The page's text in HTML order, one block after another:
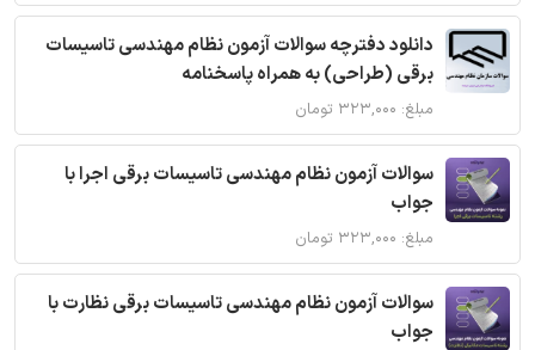
دانلود دفترچه سوالات آزمون نظام مهندسی تاسیسات
برقی (طراحی) به همراه پاسخنامه
مبلغ: ۳۲۳,۰۰۰ تومان
سوالات آزمون نظام مهندسی تاسیسات برقی اجرا با
جواب
مبلغ: ۳۲۳,۰۰۰ تومان
سوالات آزمون نظام مهندسی تاسیسات برقی نظارت با
جواب